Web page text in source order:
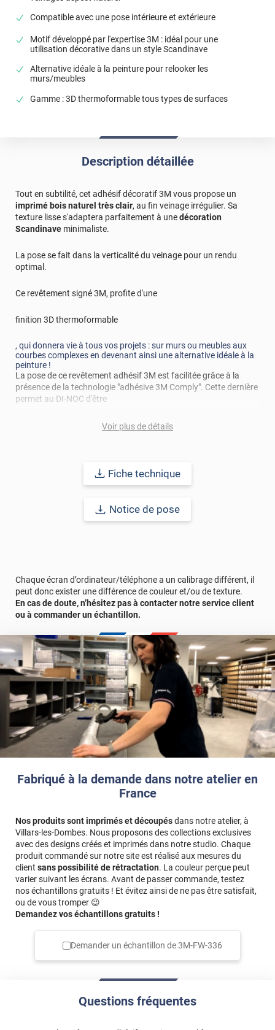
Compatible avec une pose intérieure et extérieure
Motif développé par l'expertise 3M : idéal pour une
utilisation décorative dans un style Scandinave
Alternative idéale à la peinture pour relooker les
murs/meubles
Gamme : 3D thermoformable tous types de surfaces
Fabriqué à la demande dans notre atelier en
France
Nos produits sont imprimés et découpésdans notre atelier, à
Villars-les-Dombes. Nous proposons des collections exclusives
avec des designs créés et imprimés dans notre studio. Chaque
produit commandé sur notre site est réalisé aux mesures du
client sans possibilité de rétractation. La couleur perçue peut
varier suivant les écrans. Avant de passer commande, testez
nos échantillons gratuits ! Et évitez ainsi de ne pas être satisfait,
ou de vous tromper 😉
Demandez vos échantillons gratuits !
Demander un échantillon de3M-FW-336
Questions fréquentes
Description détaillée
Tout en subtilité, cet adhésif décoratif 3M vous propose un
imprimé bois naturel très clair, au fin veinage irrégulier. Sa
texture lisse s'adaptera parfaitement à unedécoration
Scandinave minimaliste.
La pose se fait dans la verticalité du veinage pour un rendu
optimal.
Ce revêtement signé 3M, profite d'une
finition 3D thermoformable
, qui donnera vie à tous vos projets : sur murs ou meubles aux
courbes complexes en devenant ainsi une alternative idéale à la
peinture !
La pose de ce revêtement adhésif 3M est facilitée grâce à la
présence de la technologie "adhésive 3M Comply". Cette dernière
permet au DI-NOC d'être
cet adhésif vous promet une durabilité longue avec une pose
intérieure et extérieure allant jusqu'à 15 ans.
Voir plus de détails
Fiche technique
Notice de pose
Chaque écran d’ordinateur/téléphone a un calibrage différent, il
peut donc exister une différence de couleur et/ou de texture.
En cas de doute, n’hésitez pas à contacter notre service client
ou à commander un échantillon.